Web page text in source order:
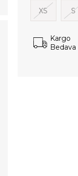
XS S
Kargo
Bedava